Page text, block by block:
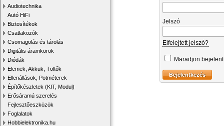
Audiotechnika
Autó HiFi
Biztosítékok
Csatlakozók
Csomagolás és tárolás
Digitális áramkörök
Diódák
Elemek, Akkuk, Töltők
Ellenállások, Potméterek
Építőkészletek (KIT, Modul)
Erősáramú szerelés
Fejlesztőeszközök
Foglalatok
Hobbielektronika.hu
Jelszó
Elfelejtett jelszó?
Maradjon